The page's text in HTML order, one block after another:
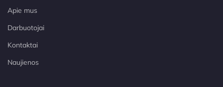
Apie mus
Darbuotojai
Kontaktai
Naujienos